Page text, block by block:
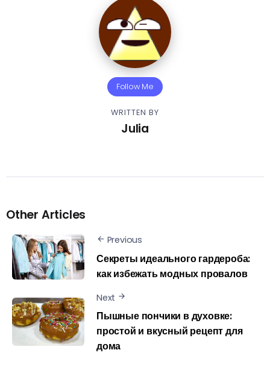
Follow Me
WRITTEN BY
Julia
Other Articles
Previous
Секреты идеального гардероба:
как избежать модных провалов
Next
Пышные пончики в духовке:
простой и вкусный рецепт для
дома